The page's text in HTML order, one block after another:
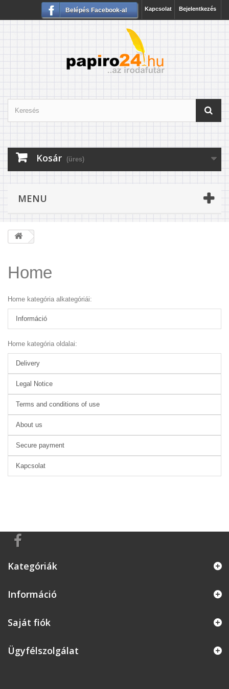
Bejelentkezés
Kapcsolat
Belépés Facebook-al
Kosár (üres)
MENU
Home
Home kategória alkategóriái:
Információ
Home kategória oldalai:
Delivery
Legal Notice
Terms and conditions of use
About us
Secure payment
Kapcsolat
Kategóriák
Információ
Saját fiók
Ügyfélszolgálat